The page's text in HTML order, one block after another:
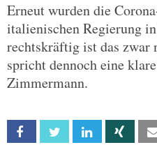
Erneut wurden die
italienischen Regierung
rechtskräftig ist das zwar
spricht dennoch eine
Zimmermann.
Facebook Twitter Linkedin Xing